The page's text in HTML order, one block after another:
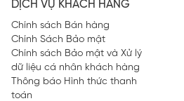
DỊCH VỤ KHÁCH HÀNG
Chính sách Bán hàng
Chính Sách Bảo mật
Chính sách Bảo mật và Xử lý
dữ liệu cá nhân khách hàng
Thông báo Hình thức thanh
toán